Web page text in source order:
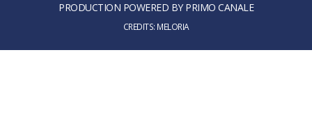
PRODUCTION POWERED BY PRIMO CANALE
CREDITS: MELORIA